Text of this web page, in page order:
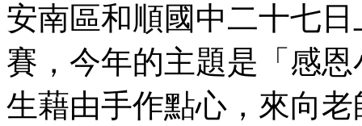
安南區和順國中二十七
賽，今年的主題是「感
生藉由手作點心，來向